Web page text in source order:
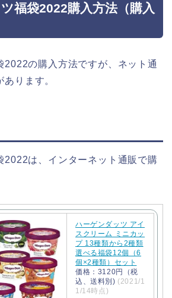
福袋2022購入方法（購入
2022の購入方法ですが、ネット通
ります。
2022は、インターネット通販で購
ハーゲンダッツ アイ
スクリーム ミニカッ
プ 13種類から2種類
選べる福袋12個（6
個×2種類）セット
価格：3120円（税
込、送料別) (2021/1
1/14時点)